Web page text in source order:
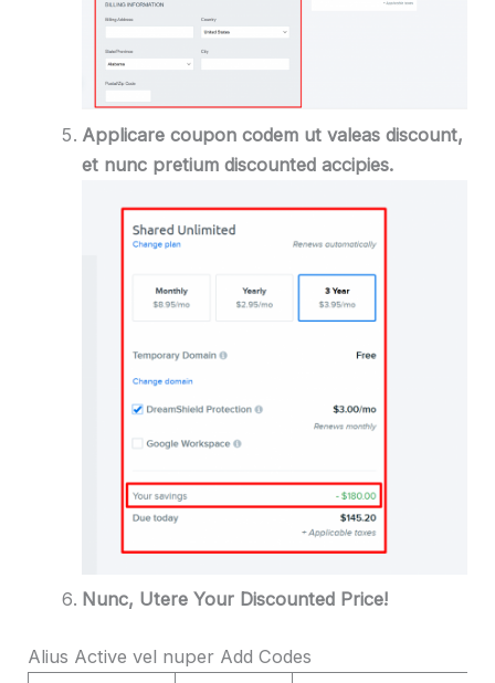
Applicare coupon codem ut valeas discount,
et nunc pretium discounted accipies.
Nunc, Utere Your Discounted Price!
Alius Active vel nuper Add Codes